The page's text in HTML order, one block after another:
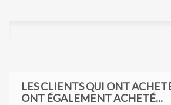
LES CLIENTS QUI ONT
ONT ÉGALEMENT ACHETÉ...